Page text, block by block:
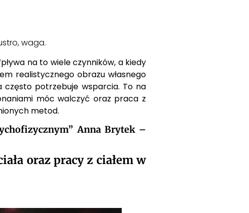
waga.
na to wiele czynników, a kiedy
realistycznego obrazu własnego
często potrzebuje wsparcia. To na
móc walczyć oraz praca z
metod.
Anna Brytek –
oraz pracy z ciałem w